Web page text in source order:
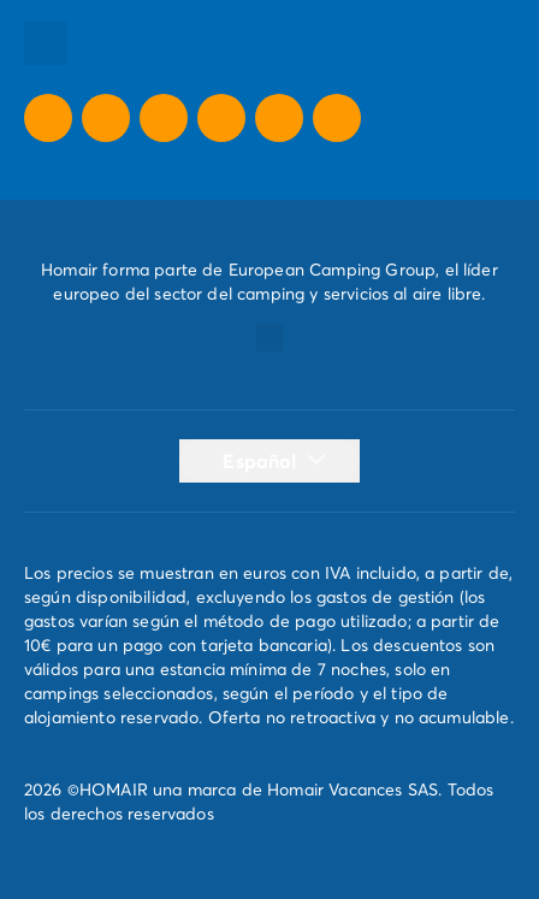
Homair forma parte de European Camping Group, el líder
europeo del sector del camping y servicios al aire libre.
Los precios se muestran en euros con IVA incluido, a partir de,
según disponibilidad, excluyendo los gastos de gestión (los
gastos varían según el método de pago utilizado; a partir de
10€ para un pago con tarjeta bancaria). Los descuentos son
válidos para una estancia mínima de 7 noches, solo en
campings seleccionados, según el período y el tipo de
alojamiento reservado. Oferta no retroactiva y no acumulable.
2026 ©HOMAIR una marca de Homair Vacances SAS. Todos
los derechos reservados